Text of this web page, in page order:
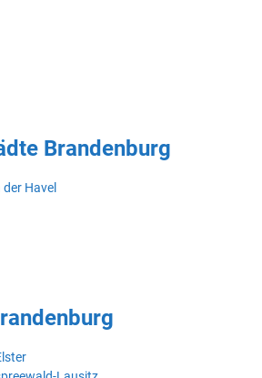
Brandenburg
Havel